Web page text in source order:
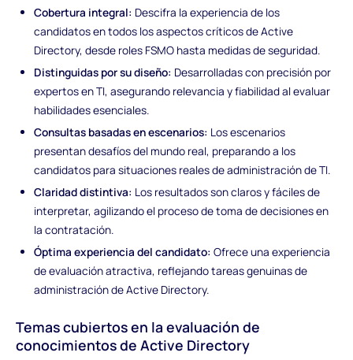
Cobertura integral: Descifra la experiencia de los
candidatos en todos los aspectos críticos de Active
Directory, desde roles FSMO hasta medidas de seguridad.
Distinguidas por su diseño: Desarrolladas con precisión por
expertos en TI, asegurando relevancia y fiabilidad al evaluar
habilidades esenciales.
Consultas basadas en escenarios: Los escenarios
presentan desafíos del mundo real, preparando a los
candidatos para situaciones reales de administración de TI.
Claridad distintiva: Los resultados son claros y fáciles de
interpretar, agilizando el proceso de toma de decisiones en
la contratación.
Óptima experiencia del candidato: Ofrece una experiencia
de evaluación atractiva, reflejando tareas genuinas de
administración de Active Directory.
Temas cubiertos en la evaluación de
conocimientos de Active Directory